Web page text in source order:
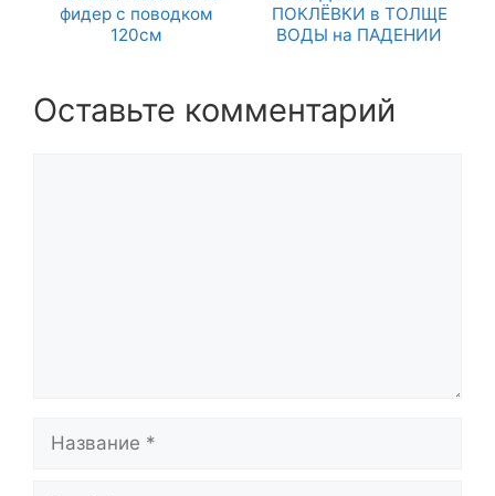
фидер с поводком
120см
ПОКЛЁВКИ в ТОЛЩЕ
ВОДЫ на ПАДЕНИИ
Оставьте комментарий
Название